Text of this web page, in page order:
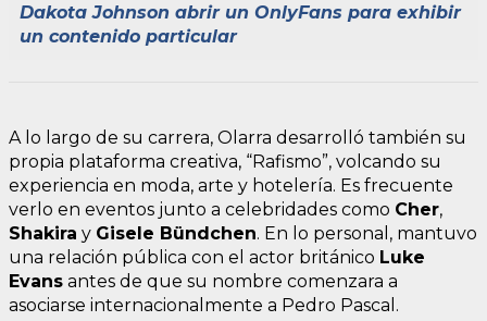
Dakota Johnson abrir un OnlyFans para exhibir
un contenido particular
A lo largo de su carrera, Olarra desarrolló también su
propia plataforma creativa, “Rafismo”, volcando su
experiencia en moda, arte y hotelería. Es frecuente
verlo en eventos junto a celebridades como Cher,
Shakira y Gisele Bündchen. En lo personal, mantuvo
una relación pública con el actor británico Luke
Evans antes de que su nombre comenzara a
asociarse internacionalmente a Pedro Pascal.